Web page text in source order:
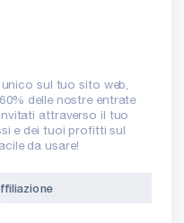
sul tuo sito web,
delle nostre entrate
attraverso il tuo
e dei tuoi profitti sul
da usare!